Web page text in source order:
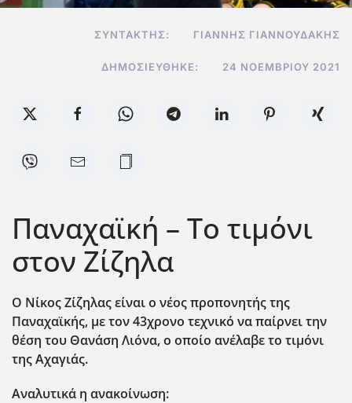
ΣΥΝΤΆΚΤΗΣ: ΓΙΆΝΝΗΣ ΓΙΑΝΝΟΥΔΆΚΗΣ
ΔΗΜΟΣΙΕΎΘΗΚΕ: 24 ΝΟΕΜΒΡΊΟΥ 2021
Παναχαϊκή – Το τιμόνι
στον Ζίζηλα
Ο Νίκος Ζίζηλας είναι ο νέος προπονητής της
Παναχαϊκής, με τον 43χρονο τεχνικό να παίρνει την
θέση του Θανάση Λιόνα, ο οποίο ανέλαβε το τιμόνι
της Αχαγιάς.
Αναλυτικά η ανακοίνωση: